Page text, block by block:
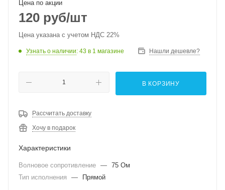
Цена по акции
120 руб/шт
Цена указана с учетом НДС 22%
Узнать о наличии: 43 в 1 магазине Нашли дешевле?
В КОРЗИНУ
Рассчитать доставку
Хочу в подарок
Характеристики
Волновое сопротивление — 75 Ом
Тип исполнения
— Прямой